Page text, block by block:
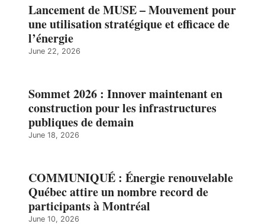
Lancement de MUSE – Mouvement pour
une utilisation stratégique et efficace de
l’énergie
June 22, 2026
Sommet 2026 : Innover maintenant en
construction pour les infrastructures
publiques de demain
June 18, 2026
COMMUNIQUÉ : Énergie renouvelable
Québec attire un nombre record de
participants à Montréal
June 10, 2026